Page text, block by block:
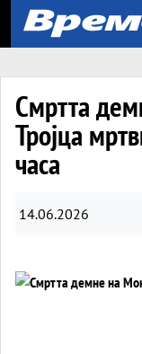
Смртта
Тројца
часа
14.06.2026